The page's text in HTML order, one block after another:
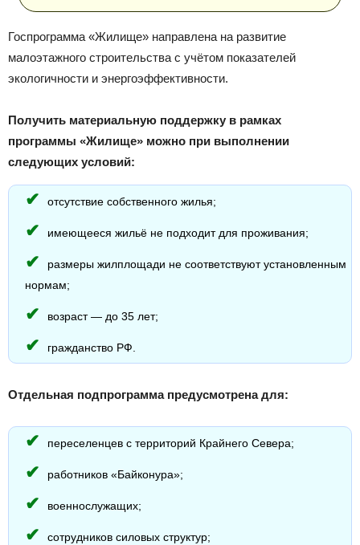
Госпрограмма «Жилище» направлена на развитие
малоэтажного строительства с учётом показателей
экологичности и энергоэффективности.
Получить материальную поддержку в рамках
программы «Жилище» можно при выполнении
следующих условий:
отсутствие собственного жилья;
имеющееся жильё не подходит для проживания;
размеры жилплощади не соответствуют установленным
нормам;
возраст — до 35 лет;
гражданство РФ.
Отдельная подпрограмма предусмотрена для:
переселенцев с территорий Крайнего Севера;
работников «Байконура»;
военнослужащих;
сотрудников силовых структур;